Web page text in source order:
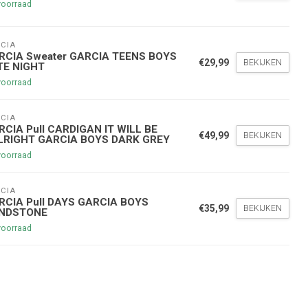
Sweater GARCIA TEENS BOYS
NIGHT
€29,99 BEKIJKEN
Pull CARDIGAN IT WILL BE
GARCIA BOYS DARK GREY
€49,99 BEKIJKEN
Pull DAYS GARCIA BOYS
€35,99 BEKIJKEN
bestelling
te blijven over onze
op je volgende aankoop!
Inschrijven